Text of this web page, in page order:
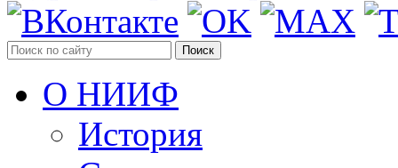
Поиск
О НИИФ
История